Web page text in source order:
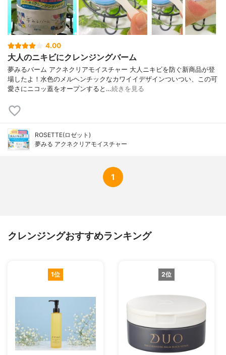
4.00
大人のニキビにクレンジングバーム
夢みるバーム アクネクリアモイスチャー 大人ニキビを防ぐ新商品が登
場したよ！水色のメルヘンチックなカワイイデザインついつい、この可
愛さにニコッ蓋をオープンすると…続きを見る
ROSETTE(ロゼット)
夢みる アクネクリアモイスチャー
1
クレンジングおすすめランキング
1位 2位